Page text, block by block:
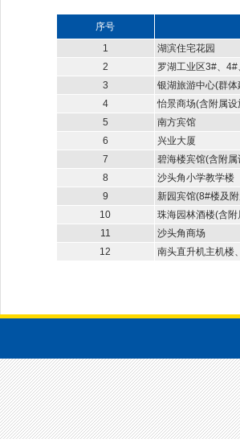
序号
1
湖滨住宅花园
2
罗湖工业区3#、
3
银湖旅游中心(群体
4
怡景商场(含附属设
5
南方宾馆
6
兴业大厦
7
碧海楼宾馆(含附属
8
沙头角小学教学楼
9
新园宾馆(8#楼及
10
珠海园林酒楼(含附
11
沙头角商场
12
南头直升机主机楼